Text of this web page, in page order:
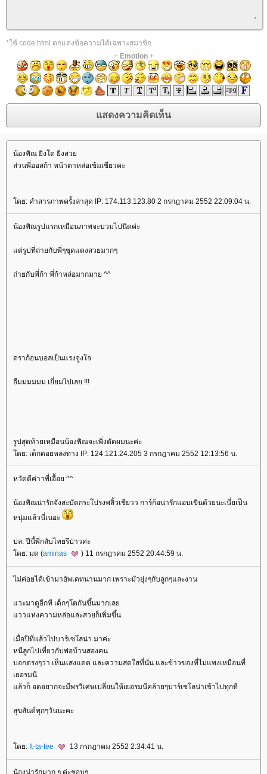
*ใช้ code html ตกแต่งข้อความได้เฉพาะสมาชิก
+ Emotion+
น้องพิณ ยิ่งโต ยิ่งสวย
ส่วนพี่ออสก้า หน้าตาหล่อเข้มเชียวคะ
โดย: คำสารภาพครั้งล่าสุด IP: 174.113.123.80 2 กรกฎาคม 2552 22:09:04 น.
น้องพิณรูปแรกเหมือนภาพจะบวมไปนิดค่ะ
แต่รูปที่ถ่ายกับพี่ๆชุดแดงสวยมากๆ
ถ่ายกับพี่ก้า พี่ก้าหล่อมากมาย ^^
ดราก้อนบอลเป็นแรงจูงใจ
อืมมมมมม เยี่ยมไปเลย !!!
รูปสุดท้ายเหมือนน้องพิณจะเพิ่งตัดผมนะค่ะ
โดย: เด็กดอยหลงทาง IP: 124.121.24.205 3 กรกฎาคม 2552 12:13:56 น.
หวัดดีค่าาพี่เอื้อย ^^
น้องพิณน่ารักจังสะบัดกระโปรงพลิ้วเชียวว การ์ก้อน่ารักแอบเขินด้วยนะเนี่ยเป็น
หนุ่มแล้วนี่เนอะ
ปล. ปีนี้พี่กลับไทยรึป่าวค่ะ
โดย: มด (aminas ) 11 กรกฎาคม 2552 20:44:59 น.
ไม่ค่อยได้เข้ามาอัพเดทนานมาก เพราะมัวยุ่งๆกับลูกๆและงาน
แวะมาดูอีกที เด็กๆโตกันขึ้นมากเลย
แววแห่งความหล่อและสวยก็เพิ่มขึ้น
เมื่อปีที่แล้วไปบาร์เซโลน่า มาค่ะ
หนีลูกไปเที่ยวกับพ่อบ้านสองคน
บอกตรงๆว่า เห็นแสงแดด และความสดใสที่นั่น และข้าวของที่ไม่แพงเหมือนที่
เยอรมนี
แล้วก็ อดอยากจะมีพรวิเศษเปลี่ยนให้เยอรมนีคล้ายๆบาร์เซโลน่าเข้าไปทุกที
สุขสันต์ทุกๆวันนะคะ
โดย: It-ta-tee 13 กรกฎาคม 2552 2:34:41 น.